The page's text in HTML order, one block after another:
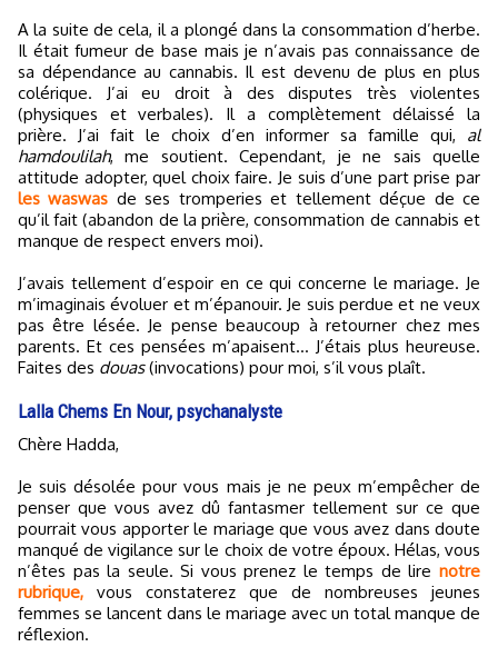
A la suite de cela, il a plongé dans la consommation d’herbe.
Il était fumeur de base mais je n’avais pas connaissance de
sa dépendance au cannabis. Il est devenu de plus en plus
colérique. J’ai eu droit à des disputes très violentes
(physiques et verbales). Il a complètement délaissé la
prière. J’ai fait le choix d’en informer sa famille qui, al
hamdoulilah, me soutient. Cependant, je ne sais quelle
attitude adopter, quel choix faire. Je suis d’une part prise par
les waswas de ses tromperies et tellement déçue de ce
qu’il fait (abandon de la prière, consommation de cannabis et
manque de respect envers moi).
J’avais tellement d’espoir en ce qui concerne le mariage. Je
m’imaginais évoluer et m’épanouir. Je suis perdue et ne veux
pas être lésée. Je pense beaucoup à retourner chez mes
parents. Et ces pensées m’apaisent… J’étais plus heureuse.
Faites des douas(invocations) pour moi, s’il vous plaît.
Lalla Chems En Nour, psychanalyste
Chère Hadda,
Je suis désolée pour vous mais je ne peux m’empêcher de
penser que vous avez dû fantasmer tellement sur ce que
pourrait vous apporter le mariage que vous avez dans doute
manqué de vigilance sur le choix de votre époux. Hélas, vous
n’êtes pas la seule. Si vous prenez le temps de lire notre
rubrique, vous constaterez que de nombreuses jeunes
femmes se lancent dans le mariage avec un total manque de
réflexion.